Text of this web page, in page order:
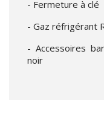
- Fermeture à clé
- Gaz réfrigérant
- Accessoires
noir